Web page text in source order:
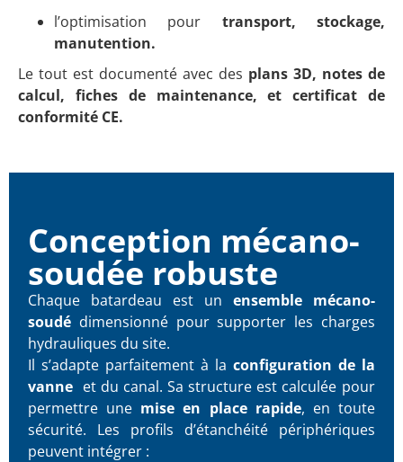
l’optimisation pour transport, stockage,
manutention.
Le tout est documenté avec des plans 3D, notes de
calcul, fiches de maintenance, et certificat de
conformité CE.
Conception mécano-
soudée robuste
Chaque batardeau est un ensemble mécano-
soudé dimensionné pour supporter les charges
hydrauliques du site.
Il s’adapte parfaitement à la configuration de la
vanne et du canal. Sa structure est calculée pour
permettre une mise en place rapide, en toute
sécurité. Les profils d’étanchéité périphériques
peuvent intégrer :